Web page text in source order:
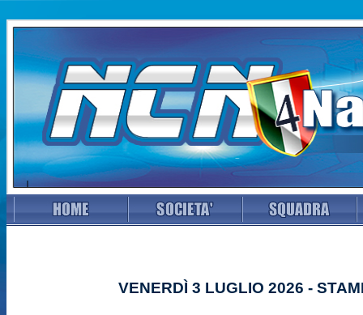
VENERDÌ 3 LUGLIO 2026 -